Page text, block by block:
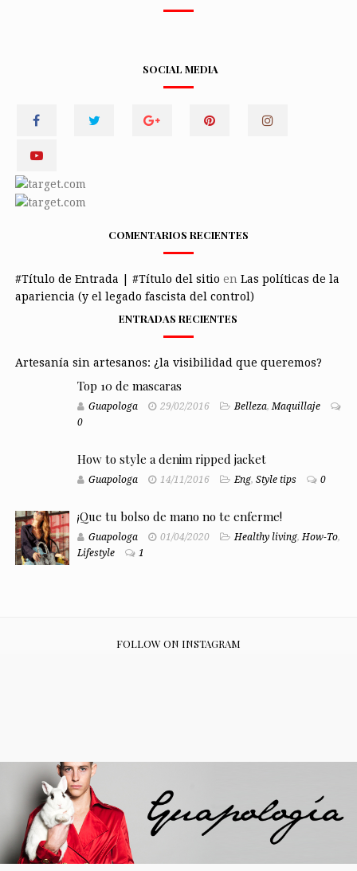
SOCIAL MEDIA
COMENTARIOS RECIENTES
#Título de Entrada | #Título del sitio en Las políticas de la
apariencia (y el legado fascista del control)
ENTRADAS RECIENTES
Artesanía sin artesanos: ¿la visibilidad que queremos?
Top 10 de mascaras
Guapologa 29/02/2016 Belleza,Maquillaje
0
How to style a denim ripped jacket
Guapologa 14/11/2016 Eng, Style tips 0
¡Que tu bolso de mano no te enferme!
Guapologa 01/04/2020 Healthy living,How-To,
Lifestyle
1
FOLLOW ON INSTAGRAM